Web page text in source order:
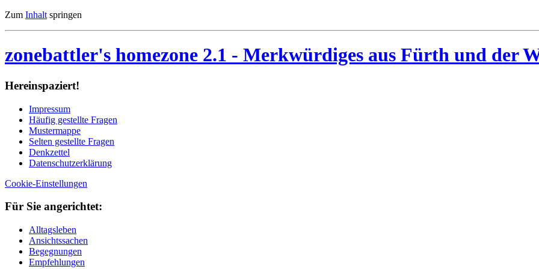
Zum Inhalt springen
zonebattler's homezone 2.1 - Merkwürdiges aus Fürth und der
Her­ein­spa­ziert!
Im­pres­sum
Häu­fig ge­stell­te Fra­gen
Mu­ster­map­pe
Sel­ten ge­stell­te Fra­gen
Denk­zet­tel
Da­ten­schutz­er­klä­rung
Cookie-Einstellungen
Für Sie an­ge­rich­tet:
Alltagsleben
Ansichtssachen
Begegnungen
Empfehlungen